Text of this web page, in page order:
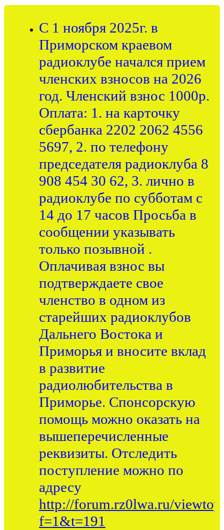
С 1 ноября 2025г. в
Приморском краевом
радиоклубе начался прием
членских взносов на 2026
год. Членский взнос 1000р.
Оплата: 1. на карточку
сбербанка 2202 2062 4556
5697, 2. по телефону
председателя радиоклуба 8
908 454 30 62, 3. лично в
радиоклубе по субботам с
14 до 17 часов Просьба в
сообщении указывать
только позывной .
Оплачивая взнос вы
подтверждаете свое
членство в одном из
старейших радиоклубов
Дальнего Востока и
Приморья и вносите вклад
в развитие
радиолюбительства в
Приморье. Спонсорскую
помощь можно оказать на
вышеперечисленные
реквизиты. Отследить
поступление можно по
адресу
http://forum.rz0lwa.ru/
f=1&t=191